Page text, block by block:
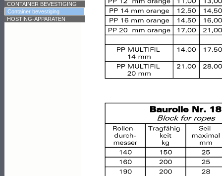
CONTAINER BEVESTIGING
Container bevestiging
HOSTING-APPARATEN